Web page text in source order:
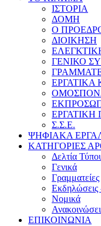
ΙΣΤΟΡΙΑ
ΔΟΜΗ
Ο
ΔΙΟΙΚΗΣΗ
ΓΕΝΙΚΟ
ΕΡΓΑΤΙΚΑ
ΕΡΓΑΤΙΚΗ
Σ.Σ.Ε.
ΨΗΦΙΑΚΑ
ΚΑΤΗΓΟΡΙΕΣ
Δελτία
Γενικά
Γραμματείες
Εκδηλώσεις
Νομικά
ΕΠΙΚΟΙΝΩΝΙΑ